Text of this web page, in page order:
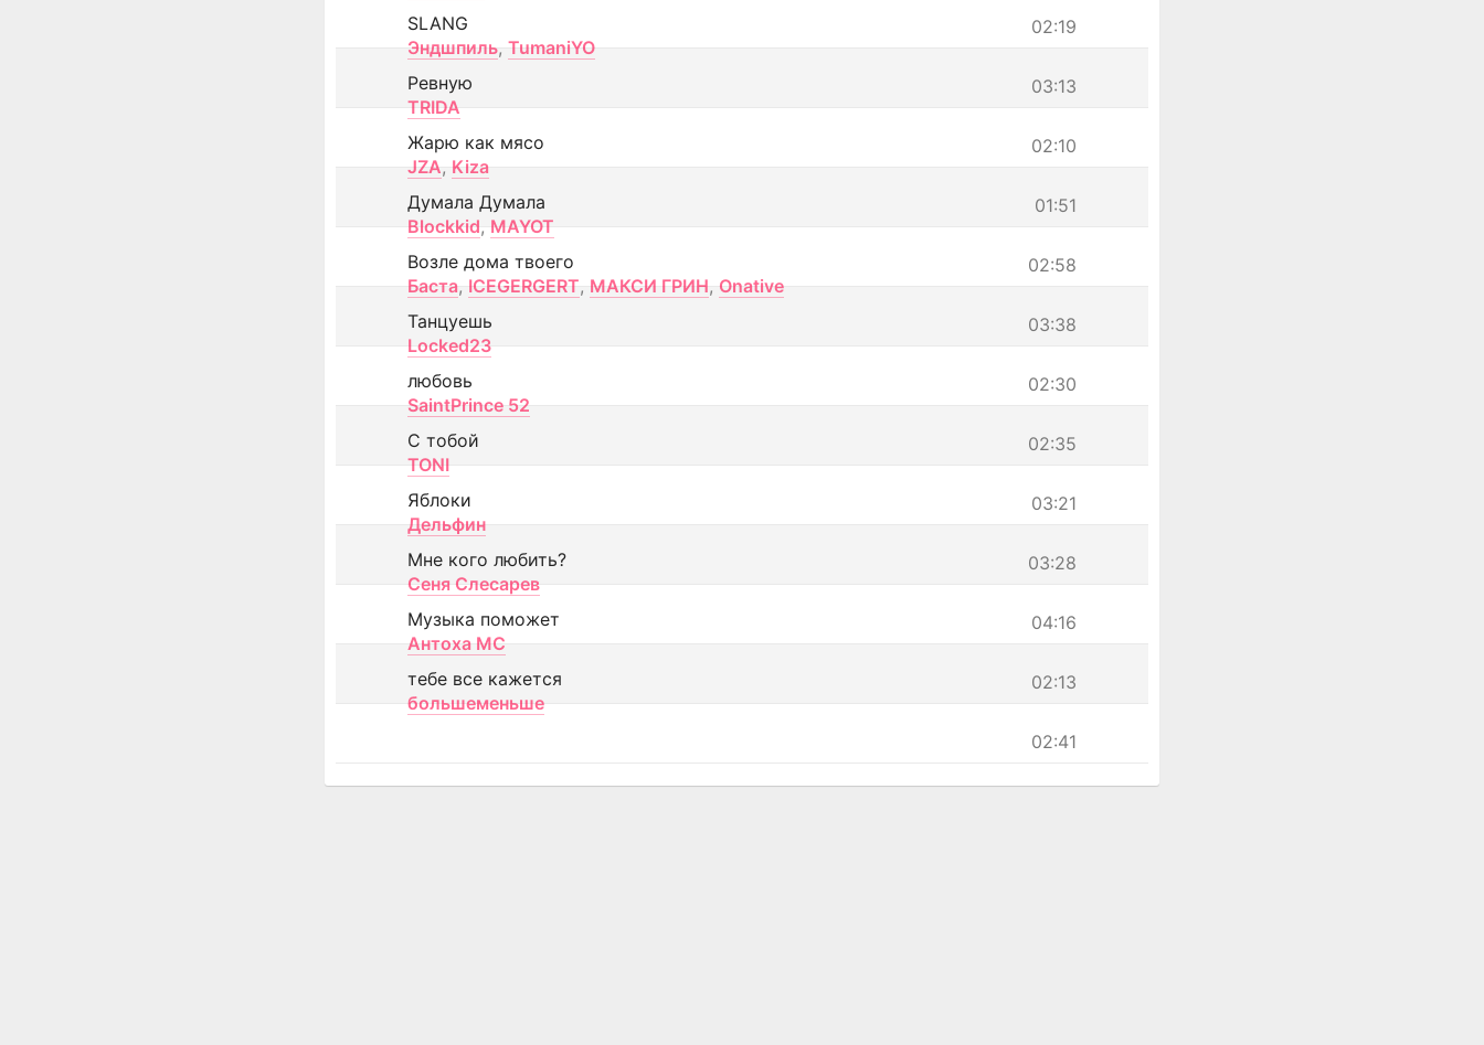
02:19
SLANG
Эндшпиль, TumaniYO
03:13
Ревную
TRIDA
02:10
Жарю как мясо
JZA, Kiza
01:51
Думала Думала
Blockkid, MAYOT
02:58
Возле дома твоего
Баста, ICEGERGERT, МАКСИ ГРИН, Onative
03:38
Танцуешь
Locked23
02:30
любовь
SaintPrince 52
02:35
С тобой
TONI
03:21
Яблоки
Дельфин
03:28
Мне кого любить?
Сеня Слесарев
04:16
Музыка поможет
Антоха МС
02:13
тебе все кажется
большеменьше
02:41